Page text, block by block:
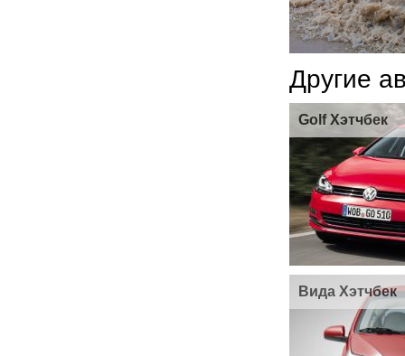
Другие
Golf Хэтчбек
Вида Хэтчбек